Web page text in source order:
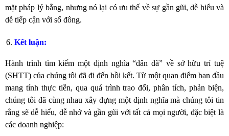
mặt pháp lý bằng, nhưng nó lại có ưu thế về sự gần gũi, dễ hiểu và
dễ tiếp cận với số đông.
Kết luận:
Hành trình tìm kiếm một định nghĩa “dân dã” về sở hữu trí tuệ
(SHTT) của chúng tôi đã đi đến hồi kết. Từ một quan điểm ban đầu
mang tính thực tiễn, qua quá trình trao đổi, phân tích, phản biện,
chúng tôi đã cùng nhau xây dựng một định nghĩa mà chúng tôi tin
rằng sẽ dễ hiểu, dễ nhớ và gần gũi với tất cả mọi người, đặc biệt là
các doanh nghiệp: